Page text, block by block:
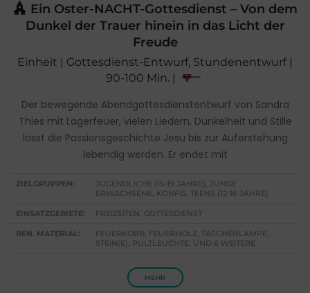
Ein Oster-NACHT-Gottesdienst – Von dem
Dunkel der Trauer hinein in das Licht der
Freude
Einheit | Gottesdienst-Entwurf, Stundenentwurf |
90-100 Min. |
Der bewegende Abendgottesdienstentwurf von Sandra
Thies mit Lagerfeuer, vielen Liedern, Dunkelheit und Stille
lässt die Passionsgeschichte Jesu bis zur Auferstehung
lebendig werden. Er endet mit
ZIELGRUPPEN:
JUGENDLICHE (15-19 JAHRE), JUNGE
ERWACHSENE, KONFIS, TEENS (12-16 JAHRE)
EINSATZGEBIETE: FREIZEITEN, GOTTESDIENST
BEN. MATERIAL:
FEUERKORB, FEUERHOLZ, TASCHENLAMPE,
STEIN(E), PULTLEUCHTE, UND 6 WEITERE
MEHR